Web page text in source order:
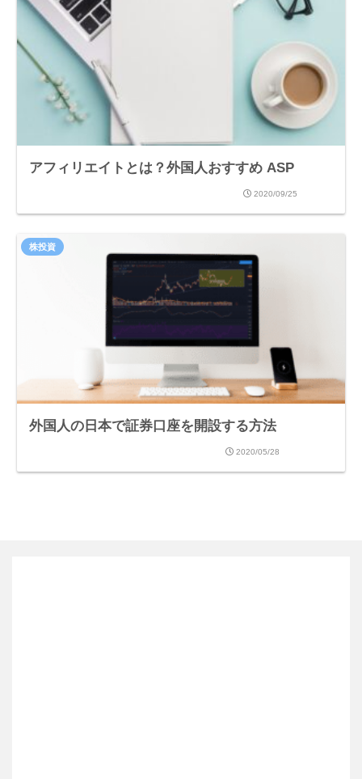
アフィリエイトとは？外国人おすすめ ASP
2020/09/25
株投資
外国人の日本で証券口座を開設する方法
2020/05/28